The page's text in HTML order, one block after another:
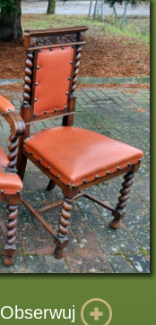
Obserwuj